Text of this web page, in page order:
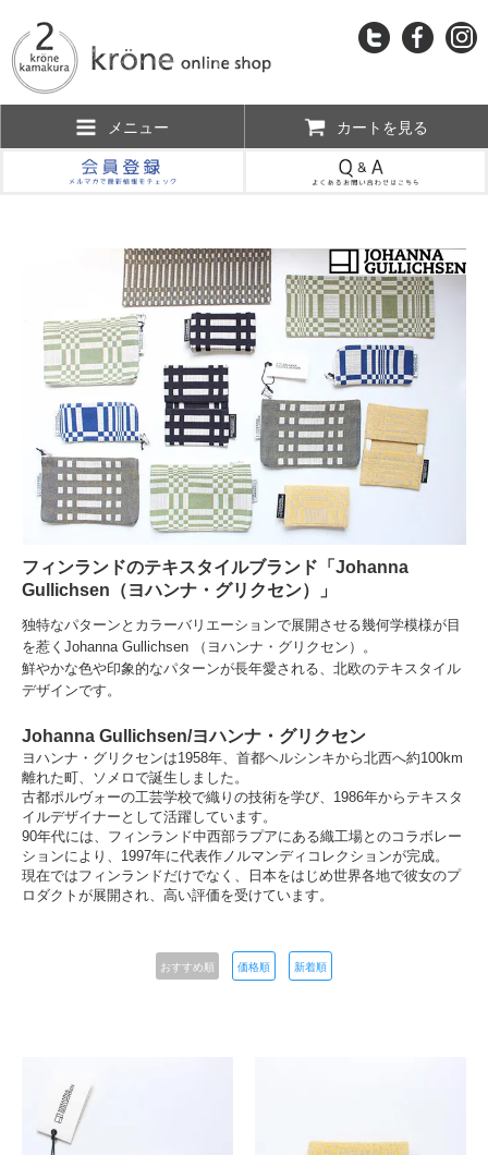
メニュー カートを見る
フィンランドのテキスタイルブランド「Johanna
Gullichsen（ヨハンナ・グリクセン）」
独特なパターンとカラーバリエーションで展開させる幾何学模様が目
を惹くJohanna Gullichsen （ヨハンナ・グリクセン）。
鮮やかな色や印象的なパターンが長年愛される、北欧のテキスタイル
デザインです。
Johanna Gullichsen/ヨハンナ・グリクセン
ヨハンナ・グリクセンは1958年、首都ヘルシンキから北西へ約100km
離れた町、ソメロで誕生しました。
古都ポルヴォーの工芸学校で織りの技術を学び、1986年からテキスタ
イルデザイナーとして活躍しています。
90年代には、フィンランド中西部ラプアにある織工場とのコラボレー
ションにより、1997年に代表作ノルマンディコレクションが完成。
現在ではフィンランドだけでなく、日本をはじめ世界各地で彼女のプ
ロダクトが展開され、高い評価を受けています。
おすすめ順 価格順 新着順